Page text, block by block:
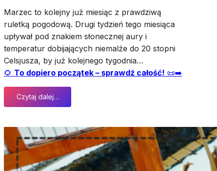
Marzec to kolejny już miesiąc z prawdziwą
ruletką pogodową. Drugi tydzień tego miesiąca
upływał pod znakiem słonecznej aury i
temperatur dobijających niemalże do 20 stopni
Celsjusza, by już kolejnego tygodnia…
🌻 To dopiero początek – sprawdź całość! 📜➡️
Czytaj dalej…
c
w